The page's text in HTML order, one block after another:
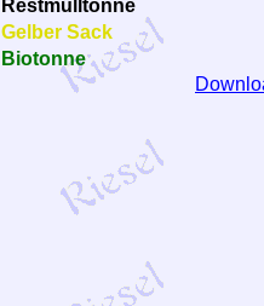
Restmülltonne
Gelber Sack
Biotonne